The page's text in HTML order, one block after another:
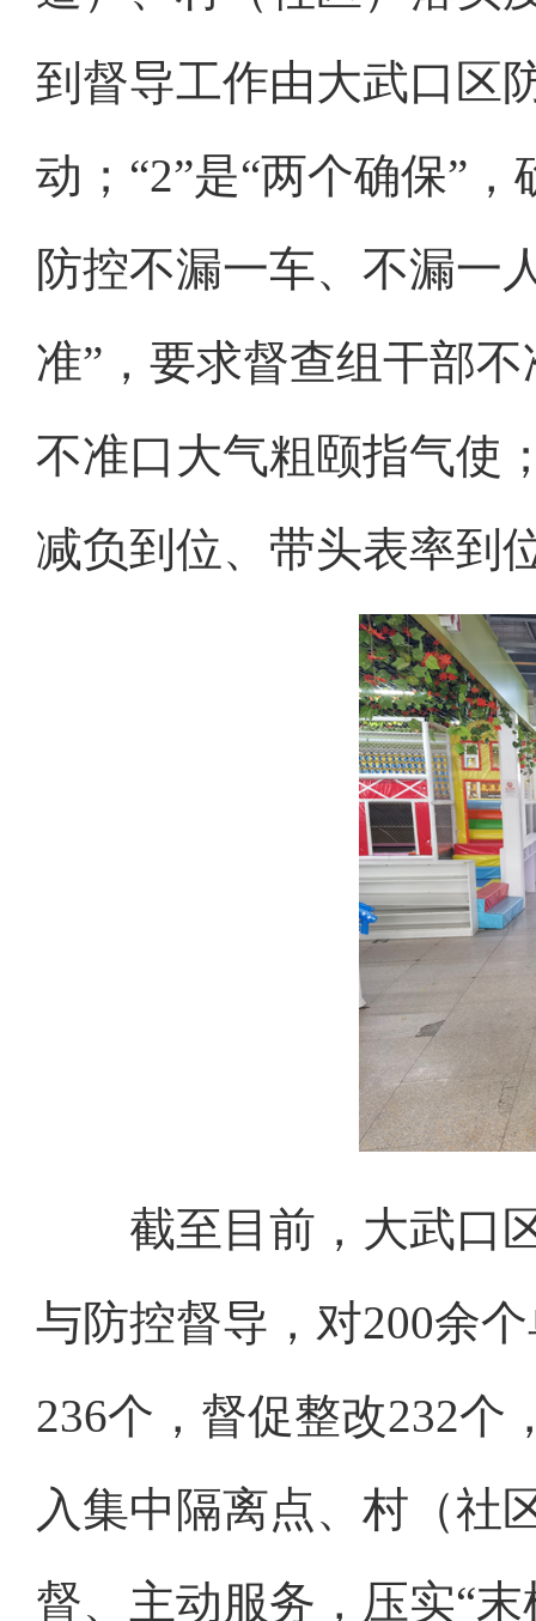
到督导工作由大武口区
动；“2”是“两个确保”
防控不漏一车、不漏一
准”，要求督查组干部
不准口大气粗颐指气使
减负到位、带头表率到
截至目前，大武口区
与防控督导，对200余
236个，督促整改232个
入集中隔离点、村（社
督、主动服务，压实“